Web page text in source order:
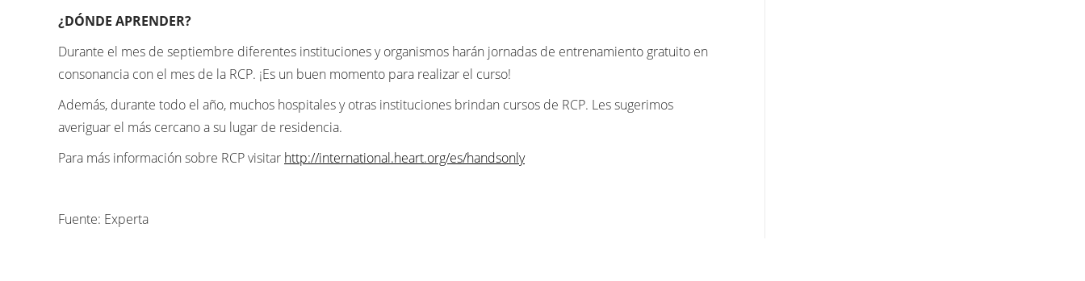
¿DÓNDE APRENDER?
Durante el mes de septiembre diferentes instituciones y organismos harán jornadas de entrenamiento gratuito en
consonancia con el mes de la RCP. ¡Es un buen momento para realizar el curso!
Además, durante todo el año, muchos hospitales y otras instituciones brindan cursos de RCP. Les sugerimos
averiguar el más cercano a su lugar de residencia.
Para más información sobre RCP visitar http://international.heart.org/es/handsonly
Fuente: Experta